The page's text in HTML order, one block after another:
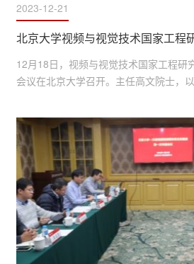
2023-12-21
12月18日，视频与视觉技术国家工程研
会议在北京大学召开。主任高文院士，
由副主任黄铁军教授、马思伟教授主持
咪咕文化科技有限公司、北京智芯微电
投新基建集团有限公司、福州城投智慧
博云视觉（北京）科技有限公司、华为
荣耀...